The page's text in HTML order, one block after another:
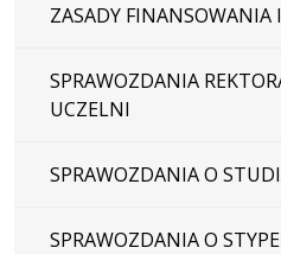
ZASADY
SPRAWOZDANIA
UCZELNI
SPRAWOZDANIA O
SPRAWOZDANIA O